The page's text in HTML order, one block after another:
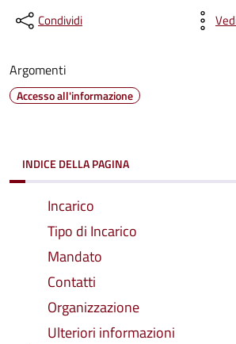
Condividi
Argomenti
Accesso all'informazione
INDICE DELLA PAGINA
Incarico
Tipo di Incarico
Mandato
Contatti
Organizzazione
Ulteriori informazioni